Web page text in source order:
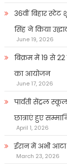
36वीं बिहार
सिंह ने किया
June 19, 2026
बिक्रम में 19 से
का आयोजन
June 17, 2026
पार्वती सेंट्रल स्कूल
छात्राएं हुए
April 1, 2026
ईरान में अभी
March 23, 2026